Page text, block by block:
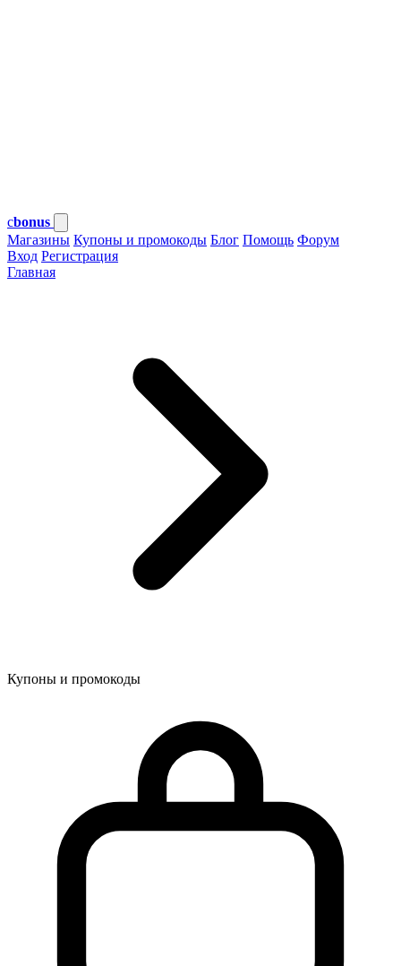
cbonus
Магазины Купоны и промокоды Блог Помощь Форум
Вход Регистрация
Главная
Купоны и промокоды